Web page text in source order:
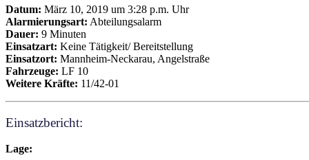
Datum: März 10, 2019 um 3:28 p.m. Uhr
Alarmierungsart: Abteilungsalarm
Dauer: 9 Minuten
Einsatzart: Keine Tätigkeit/ Bereitstellung
Einsatzort: Mannheim-Neckarau, Angelstraße
Fahrzeuge: LF 10
Weitere Kräfte: 11/42-01
Einsatzbericht:
Lage: